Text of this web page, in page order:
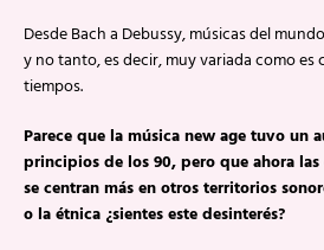
Desde Bach a Debussy, músicas del
y no tanto, es decir, muy variada como
tiempos.
Parece que la música new age tuvo un
principios de los 90, pero que ahora las
se centran más en otros territorios
o la étnica ¿sientes este desinterés?